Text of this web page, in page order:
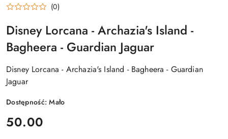
(0)
Disney Lorcana - Archazia's Island -
Bagheera - Guardian Jaguar
Disney Lorcana - Archazia's Island - Bagheera - Guardian
Jaguar
Dostępność:Mało
cena:
50.00